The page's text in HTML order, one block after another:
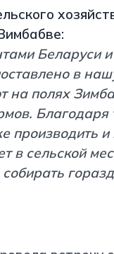
Беларуси
в
на полях
Благодаря
производить
в сельской